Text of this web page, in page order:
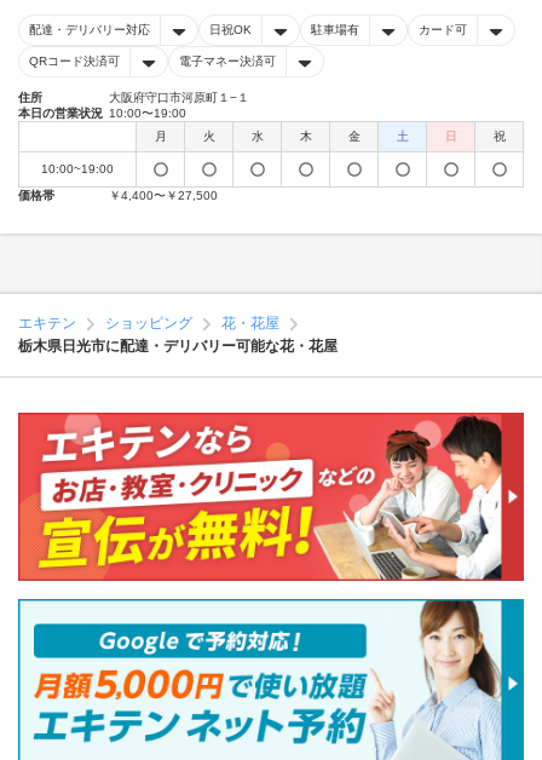
配達・デリバリー対応 日祝OK 駐車場有 カード可
QRコード決済可 電子マネー決済可
住所
大阪府守口市河原町１−１
本日の営業状況 10:00〜19:00
月
火 水 木 金 土 日 祝
10:00~19:00
価格帯
￥4,400〜￥27,500
エキテン ショッピング
花・花屋
栃木県日光市に配達・デリバリー可能な花・花屋